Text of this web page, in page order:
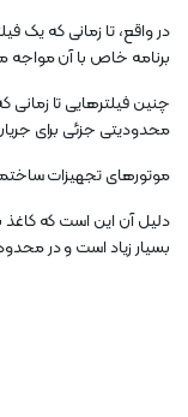
در واقع، تا زمانی که یک
برنامه خاص با آن مواجه
چنین فیلترهایی تا
محدودیتی جزئی برای
موتورهای تجهیزات
دلیل آن این است که
بسیار زیاد است و در محدوده 50 برابر دهانه